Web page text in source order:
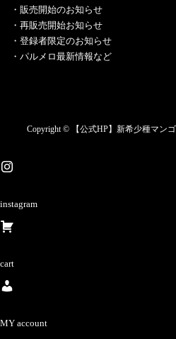
・販売開始のお知らせ
・再販売開始お知らせ
・登録者限定のお知らせ
・パルメロ最新情報など
Copyright © 【公式HP】新希少種マンゴ
instagram
cart
MY account